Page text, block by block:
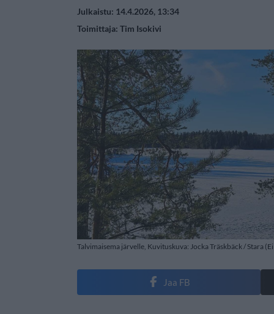
Julkaistu: 14.4.2026, 13:34
Toimittaja: Tim Isokivi
Talvimaisema järvelle, Kuvituskuva: Jocka Träskbäck / Stara
Jaa FB